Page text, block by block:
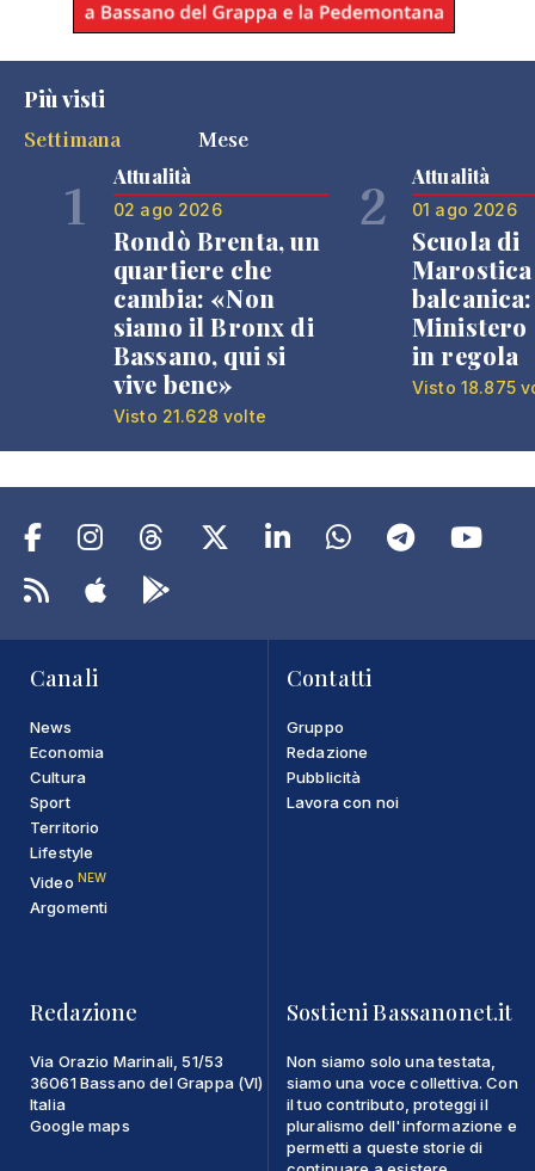
Più visti
Settimana
Mese
1 Attualità
02 ago 2026
Rondò Brenta, un
quartiere che
cambia: «Non
siamo il Bronx di
Bassano, qui si
vive bene»
Visto 21.628 volte
2 Attualità
01 ago 2026
Scuola di
Ministero
in regola
Visto 18.875
Canali
News
Economia
Cultura
Sport
Territorio
Lifestyle
Video NEW
Argomenti
Contatti
Gruppo
Redazione
Pubblicità
Lavora con noi
Redazione
Via Orazio Marinali, 51/53
36061 Bassano del Grappa (VI)
Italia
Google maps
Sostieni Bassanonet.it
Non siamo solo una testata,
siamo una voce collettiva. Con
il tuo contributo, proteggi il
pluralismo dell'informazione e
permetti a queste storie di